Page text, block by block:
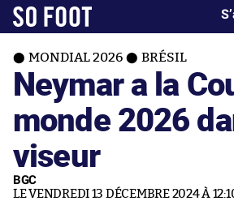
MONDIAL 2026 BRÉSIL
Neymar a la
monde 2026
viseur
BGC
LE VENDREDI 13 DÉCEMBRE 2024 À